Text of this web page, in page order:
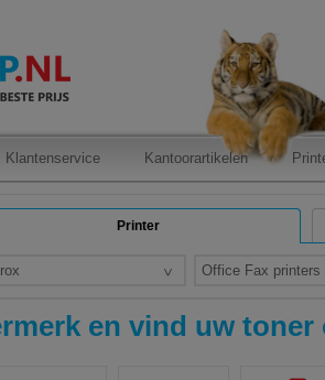
Klantenservice Kantoorartikelen
Printer
Office Fax printers
en vind uw